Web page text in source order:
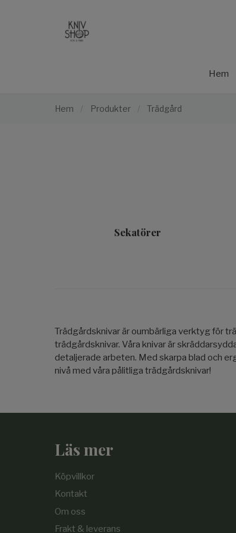
Hem
Hem / Produkter / Trädgård
Sekatörer
Trädgårdsknivar är oumbärliga verktyg för
trädgårdsknivar. Våra knivar är
detaljerade arbeten. Med skarpa blad och
nivå med våra pålitliga trädgårdsknivar!
Läs mer
Köpvillkor
Kontakt
Om oss
Frakt & leverans